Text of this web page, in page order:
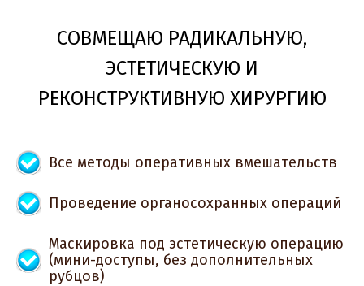
СОВМЕЩАЮ РАДИКАЛЬНУЮ,
ЭСТЕТИЧЕСКУЮ И
РЕКОНСТРУКТИВНУЮ ХИРУРГИЮ
Все методы оперативных вмешательств
Проведение органосохранных операций
Маскировка под эстетическую операцию
(мини-доступы, без дополнительных
рубцов)